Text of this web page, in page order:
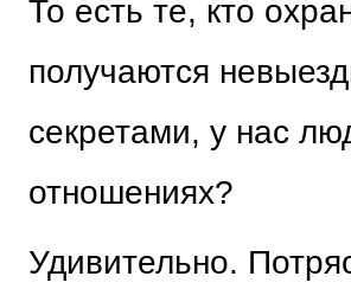
То есть те, кто
получаются
секретами, у нас
отношениях?
Удивительно.